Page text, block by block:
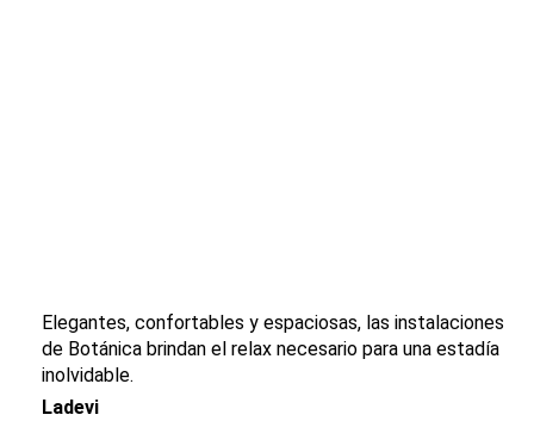
Elegantes, confortables y espaciosas, las instalaciones
de Botánica brindan el relax necesario para una estadía
inolvidable.
Ladevi